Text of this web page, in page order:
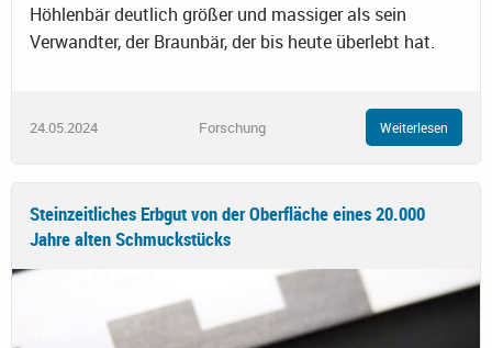
Höhlenbär deutlich größer und massiger als sein
Verwandter, der Braunbär, der bis heute überlebt hat.
24.05.2024 Forschung Weiterlesen
Steinzeitliches Erbgut von der Oberfläche eines 20.000
Jahre alten Schmuckstücks